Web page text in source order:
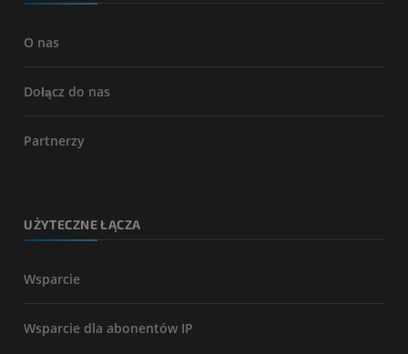
O nas
Dołącz do nas
Partnerzy
UŻYTECZNE ŁĄCZA
Wsparcie
Wsparcie dla abonentów IP